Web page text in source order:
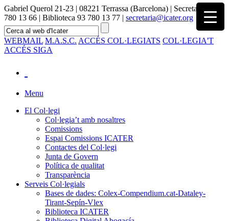
Gabriel Querol 21-23 | 08221 Terrassa (Barcelona) | Secretaria 93
780 13 66 | Biblioteca 93 780 13 77 | secretaria@icater.org
WEBMAIL M.A.S.C. ACCÉS COL·LEGIATS COL·LEGIA'T
ACCÉS SIGA
Menu
El Col·legi
Col·legia’t amb nosaltres
Comissions
Espai Comissions ICATER
Contactes del Col·legi
Junta de Govern
Política de qualitat
Transparència
Serveis Col·legials
Bases de dades: Colex-Compendium.cat-Dataley-
Tirant-Sepín-Vlex
Biblioteca ICATER